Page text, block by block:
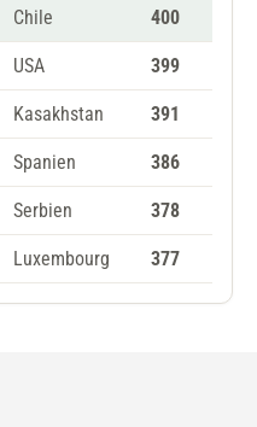
Chile 400
USA 399
Kasakhstan 391
Spanien 386
Serbien 378
Luxembourg 377